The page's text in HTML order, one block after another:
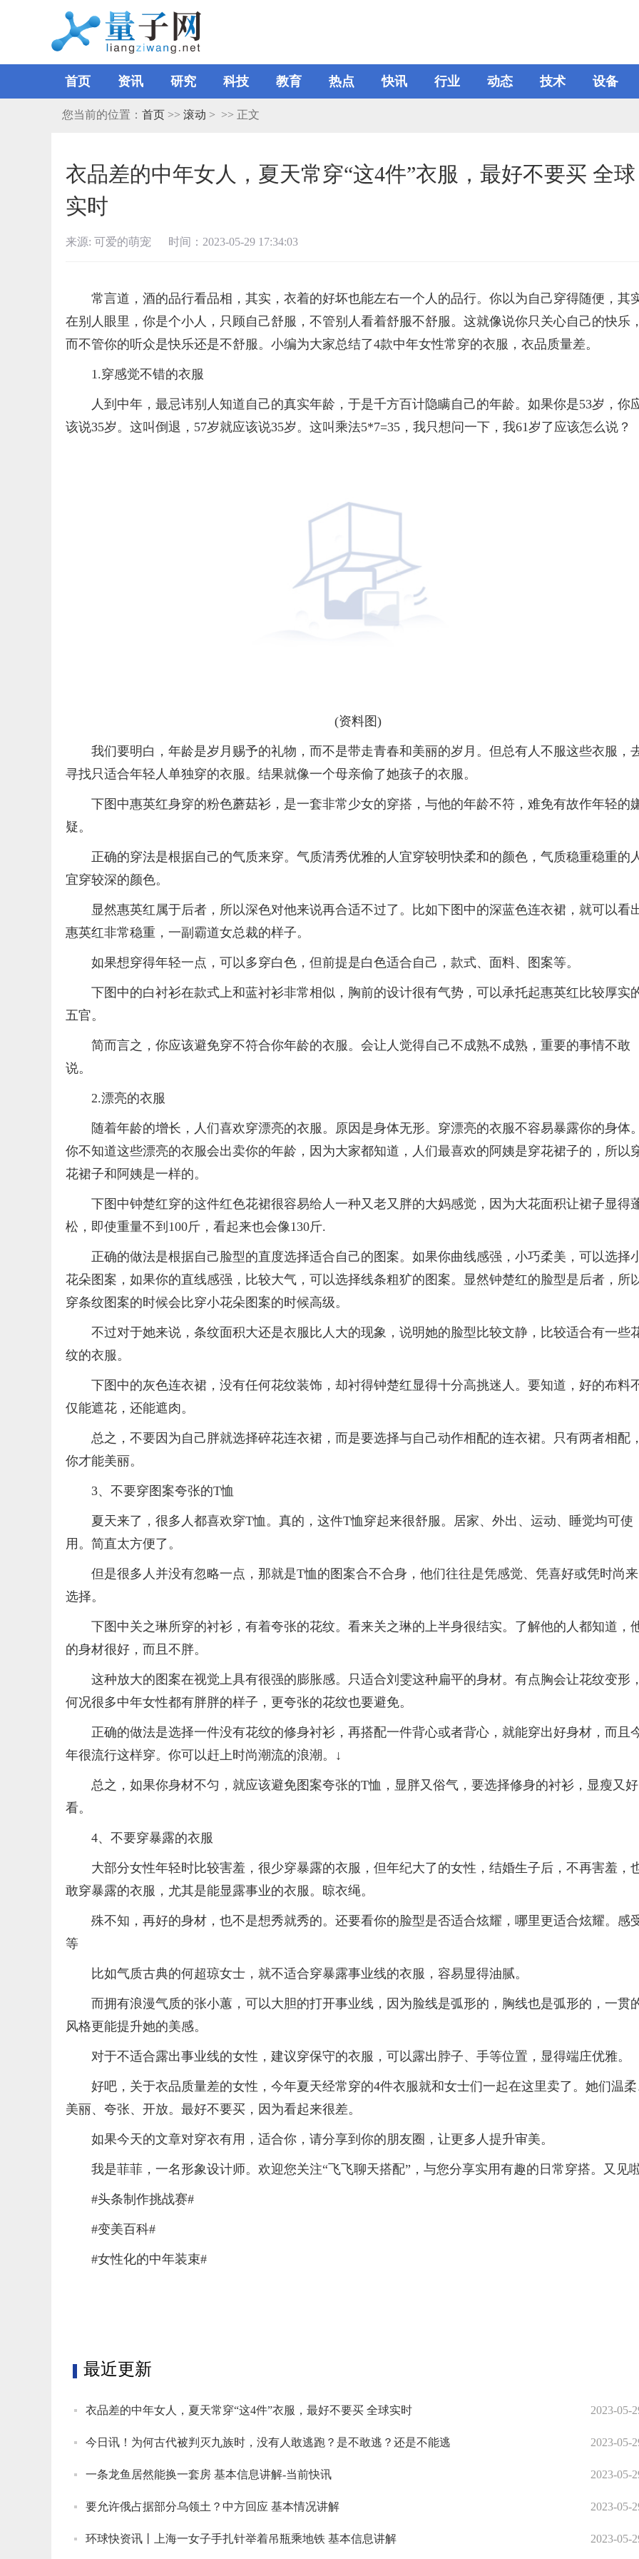
首页 资讯 研究 科技 教育 热点 快讯 行业 动态 技术 设备
您当前的位置： 首页 >> 滚动 > >> 正文
衣品差的中年女人，夏天常穿“这4件”衣服，最好不要买 全球
实时
来源: 可爱的萌宠 时间：2023-05-29 17:34:03
常言道，酒的品行看品相，其实，衣着的好坏也能左右一个人的品行。你以为自己穿得随便，其
在别人眼里，你是个小人，只顾自己舒服，不管别人看着舒服不舒服。这就像说你只关心自己的快乐，
而不管你的听众是快乐还是不舒服。小编为大家总结了4款中年女性常穿的衣服，衣品质量差。
1.穿感觉不错的衣服
人到中年，最忌讳别人知道自己的真实年龄，于是千方百计隐瞒自己的年龄。如果你是53岁，你
该说35岁。这叫倒退，57岁就应该说35岁。这叫乘法5*7=35，我只想问一下，我61岁了应该怎么说？
(资料图)
我们要明白，年龄是岁月赐予的礼物，而不是带走青春和美丽的岁月。但总有人不服这些衣服，
寻找只适合年轻人单独穿的衣服。结果就像一个母亲偷了她孩子的衣服。
下图中惠英红身穿的粉色蘑菇衫，是一套非常少女的穿搭，与他的年龄不符，难免有故作年轻的
疑。
正确的穿法是根据自己的气质来穿。气质清秀优雅的人宜穿较明快柔和的颜色，气质稳重稳重的
宜穿较深的颜色。
显然惠英红属于后者，所以深色对他来说再合适不过了。比如下图中的深蓝色连衣裙，就可以看
惠英红非常稳重，一副霸道女总裁的样子。
如果想穿得年轻一点，可以多穿白色，但前提是白色适合自己，款式、面料、图案等。
下图中的白衬衫在款式上和蓝衬衫非常相似，胸前的设计很有气势，可以承托起惠英红比较厚实
五官。
简而言之，你应该避免穿不符合你年龄的衣服。会让人觉得自己不成熟不成熟，重要的事情不敢
说。
2.漂亮的衣服
随着年龄的增长，人们喜欢穿漂亮的衣服。原因是身体无形。穿漂亮的衣服不容易暴露你的身体。
你不知道这些漂亮的衣服会出卖你的年龄，因为大家都知道，人们最喜欢的阿姨是穿花裙子的，所以
花裙子和阿姨是一样的。
下图中钟楚红穿的这件红色花裙很容易给人一种又老又胖的大妈感觉，因为大花面积让裙子显得
松，即使重量不到100斤，看起来也会像130斤.
正确的做法是根据自己脸型的直度选择适合自己的图案。如果你曲线感强，小巧柔美，可以选择
花朵图案，如果你的直线感强，比较大气，可以选择线条粗犷的图案。显然钟楚红的脸型是后者，所
穿条纹图案的时候会比穿小花朵图案的时候高级。
不过对于她来说，条纹面积大还是衣服比人大的现象，说明她的脸型比较文静，比较适合有一些
纹的衣服。
下图中的灰色连衣裙，没有任何花纹装饰，却衬得钟楚红显得十分高挑迷人。要知道，好的布料
仅能遮花，还能遮肉。
总之，不要因为自己胖就选择碎花连衣裙，而是要选择与自己动作相配的连衣裙。只有两者相配，
你才能美丽。
3、不要穿图案夸张的T恤
夏天来了，很多人都喜欢穿T恤。真的，这件T恤穿起来很舒服。居家、外出、运动、睡觉均可使
用。简直太方便了。
但是很多人并没有忽略一点，那就是T恤的图案合不合身，他们往往是凭感觉、凭喜好或凭时尚来
选择。
下图中关之琳所穿的衬衫，有着夸张的花纹。看来关之琳的上半身很结实。了解他的人都知道，
的身材很好，而且不胖。
这种放大的图案在视觉上具有很强的膨胀感。只适合刘雯这种扁平的身材。有点胸会让花纹变形，
何况很多中年女性都有胖胖的样子，更夸张的花纹也要避免。
正确的做法是选择一件没有花纹的修身衬衫，再搭配一件背心或者背心，就能穿出好身材，而且
年很流行这样穿。你可以赶上时尚潮流的浪潮。↓
总之，如果你身材不匀，就应该避免图案夸张的T恤，显胖又俗气，要选择修身的衬衫，显瘦又好
看。
4、不要穿暴露的衣服
大部分女性年轻时比较害羞，很少穿暴露的衣服，但年纪大了的女性，结婚生子后，不再害羞，
敢穿暴露的衣服，尤其是能显露事业的衣服。晾衣绳。
殊不知，再好的身材，也不是想秀就秀的。还要看你的脸型是否适合炫耀，哪里更适合炫耀。感
等
比如气质古典的何超琼女士，就不适合穿暴露事业线的衣服，容易显得油腻。
而拥有浪漫气质的张小蕙，可以大胆的打开事业线，因为脸线是弧形的，胸线也是弧形的，一贯
风格更能提升她的美感。
对于不适合露出事业线的女性，建议穿保守的衣服，可以露出脖子、手等位置，显得端庄优雅。
好吧，关于衣品质量差的女性，今年夏天经常穿的4件衣服就和女士们一起在这里卖了。她们温柔
美丽、夸张、开放。最好不要买，因为看起来很差。
如果今天的文章对穿衣有用，适合你，请分享到你的朋友圈，让更多人提升审美。
我是菲菲，一名形象设计师。欢迎您关注“飞飞聊天搭配”，与您分享实用有趣的日常穿搭。又见
#头条制作挑战赛#
#变美百科#
#女性化的中年装束#
最近更新
衣品差的中年女人，夏天常穿“这4件”衣服，最好不要买 全球实时 2023-05-
今日讯！为何古代被判灭九族时，没有人敢逃跑？是不敢逃？还是不能逃 2023-05-
一条龙鱼居然能换一套房 基本信息讲解-当前快讯 2023-05-
要允许俄占据部分乌领土？中方回应 基本情况讲解 2023-05-
环球快资讯丨上海一女子手扎针举着吊瓶乘地铁 基本信息讲解 2023-05-